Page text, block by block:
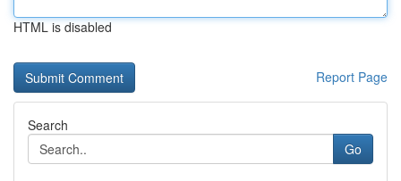
HTML is disabled
Report Page
Search
Go